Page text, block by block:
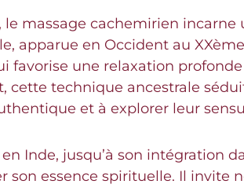
le massage cachemirien
apparue en Occident au
favorise une relaxation
cette technique ancestrale
et à explorer leur
Inde, jusqu’à son intégration
son essence spirituelle. Il invite